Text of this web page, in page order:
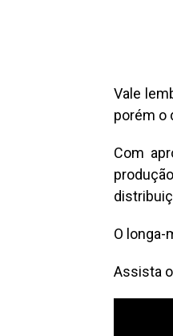
Vale
porém o
Com
O longa-
Assista